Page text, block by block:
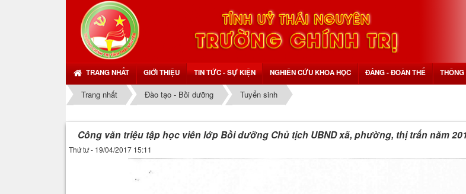
TRANG NHẤT GIỚI THIỆU TIN TỨC - SỰ KIỆN NGHIÊN CỨU KHOA HỌC ĐẢNG - ĐOÀN THỂ
Trang nhất Đào tạo - Bồi dưỡng
Tuyển sinh
Công văn triệu tập học viên lớp Bồi dưỡng Chủ tịch UBND xã, phường, thị trấn năm
Thứ tư - 19/04/2017 15:11